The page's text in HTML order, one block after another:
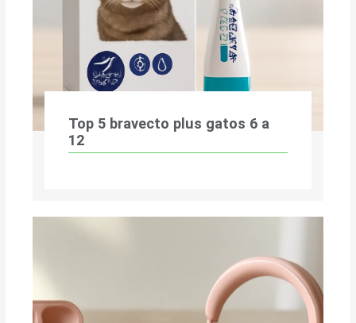
Top 5 bravecto plus gatos 6 a
12